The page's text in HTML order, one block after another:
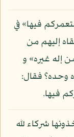
فيها» في
إليهم من
إله غيره» و
وحده؟ فقال:
فيها.
شركاء لله